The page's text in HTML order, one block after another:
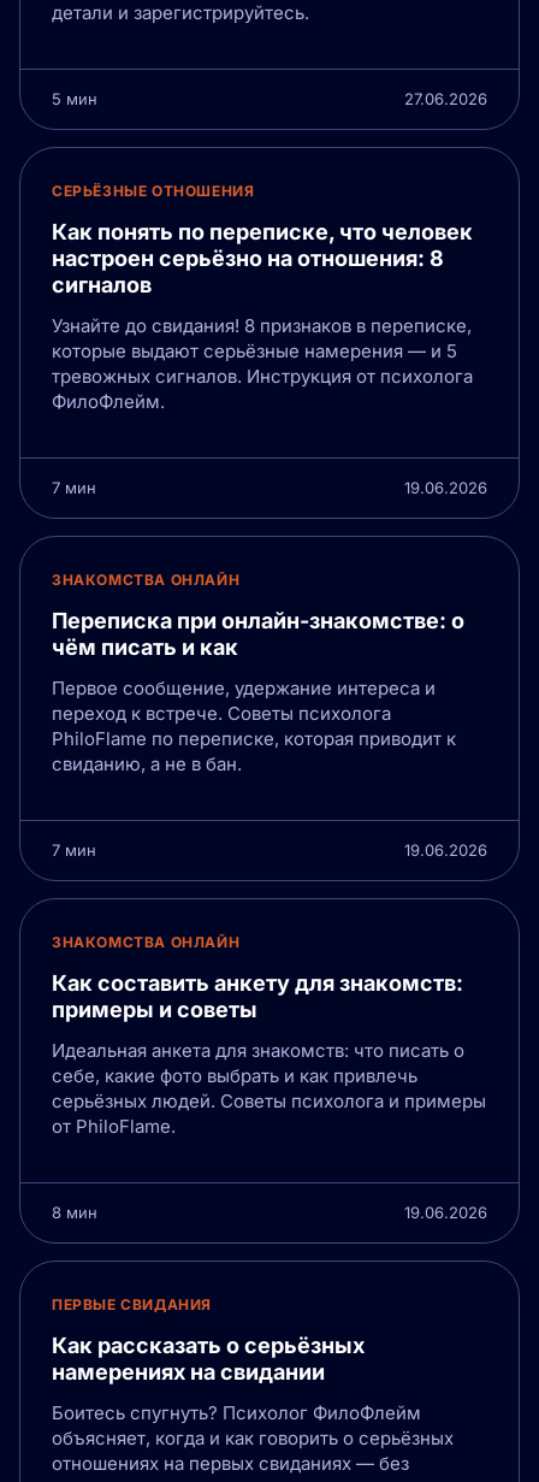
детали и зарегистрируйтесь.
5 мин 27.06.2026
СЕРЬЁЗНЫЕ ОТНОШЕНИЯ
Как понять по переписке, что человек
настроен серьёзно на отношения: 8
сигналов
Узнайте до свидания! 8 признаков в переписке,
которые выдают серьёзные намерения — и 5
тревожных сигналов. Инструкция от психолога
ФилоФлейм.
7 мин 19.06.2026
ЗНАКОМСТВА ОНЛАЙН
Переписка при онлайн-знакомстве: о
чём писать и как
Первое сообщение, удержание интереса и
переход к встрече. Советы психолога
PhiloFlame по переписке, которая приводит к
свиданию, а не в бан.
7 мин 19.06.2026
ЗНАКОМСТВА ОНЛАЙН
Как составить анкету для знакомств:
примеры и советы
Идеальная анкета для знакомств: что писать о
себе, какие фото выбрать и как привлечь
серьёзных людей. Советы психолога и примеры
от PhiloFlame.
8 мин 19.06.2026
ПЕРВЫЕ СВИДАНИЯ
Как рассказать о серьёзных
намерениях на свидании
Боитесь спугнуть? Психолог ФилоФлейм
объясняет, когда и как говорить о серьёзных
отношениях на первых свиданиях — без